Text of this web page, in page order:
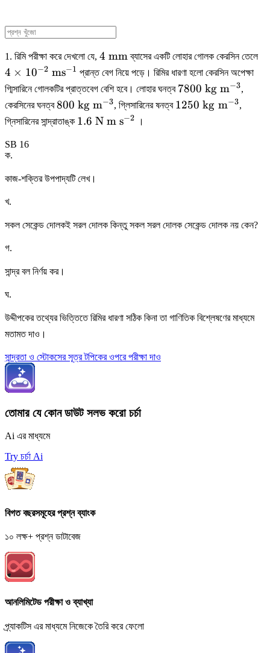
1. রিমি পরীক্ষা করে দেখলো যে, 4
\mathrm{~mm}
4 mmব্যাসের একটি লোহার গোলক কেরসিন তেলে4
4 × 10−2 ms−1 প্রান্ত বেগ নিয়ে পড়ে। রিমির ধারণা হলো কেরসিন অপেক্ষা
গ্মিসারিনে গোলকটির প্রাত্তবেগ বেশি হবে। লোহার ঘনত্ব 7800
\mathrm{~kg}
7800 kg m−3,
কেরসিনের ঘনত্ব800 \mathrm{~kg}
\mathrm{~m}^{-3}
800 kg m−3, গ্লিসারিনের ষনত্ব 1250
1250 kg m−3,
গ্নিসারিনের সান্দ্রাতাঙ্ক 1.6 \mathrm{~N}
1.6 N m s−2 ।
SB 16
ক.
কাজ-শক্তির উপপাদ্যটি লেখ।
খ.
সকল সেকেন্ড দোলকই সরল দোলক কিন্তু সকল সরল দোলক সেকেন্ড দোলক নয় কেন?
গ.
সান্দ্র বল নির্ণয় কর।
ঘ.
উদ্দীপকের তথ্যের ভিত্তিতে রিমির ধারণা সঠিক কিনা তা গাণিতিক বিশ্লেষণের মাধ্যমে
মতামত দাও।
সান্দ্রতা ও স্টোকসের সূত্র টপিকের ওপরে পরীক্ষা দাও
তোমার যে কোন ডাউট সলভ করো চর্চা
Ai এর মাধ্যমে
Try চর্চা Ai
বিগত বছরসমূহের প্রশ্ন ব্যাংক
১০ লক্ষ+ প্রশ্ন ডাটাবেজ
আনলিমিটেড পরীক্ষা ও ব্যাখ্যা
প্র্যাকটিস এর মাধ্যমে নিজেকে তৈরি করে ফেলো